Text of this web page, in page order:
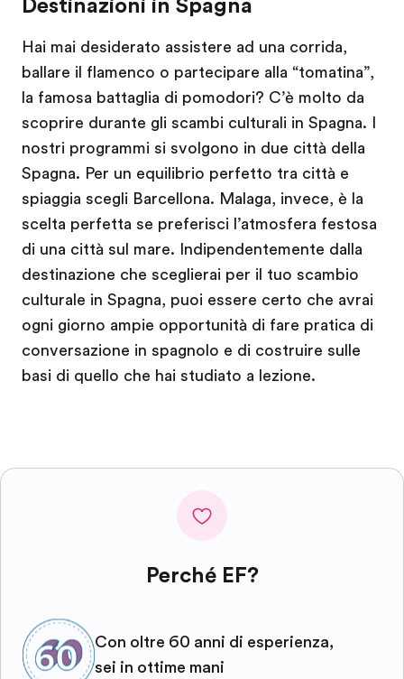
Hai mai desiderato assistere ad una corrida,
ballare il flamenco o partecipare alla “tomatina”,
la famosa battaglia di pomodori? C’è molto da
scoprire durante gli scambi culturali in Spagna. I
nostri programmi si svolgono in due città della
Spagna. Per un equilibrio perfetto tra città e
spiaggia scegli Barcellona. Malaga, invece, è la
scelta perfetta se preferisci l’atmosfera festosa
di una città sul mare. Indipendentemente dalla
destinazione che sceglierai per il tuo scambio
culturale in Spagna, puoi essere certo che avrai
ogni giorno ampie opportunità di fare pratica di
conversazione in spagnolo e di costruire sulle
basi di quello che hai studiato a lezione.
Perché EF?
Con oltre 60 anni di esperienza,
sei in ottime mani